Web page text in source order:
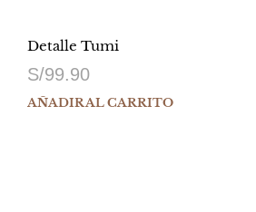
Detalle Tumi
S/99.90
AÑADIR AL CARRITO